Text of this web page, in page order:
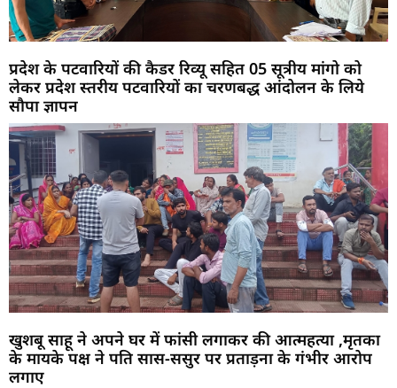
प्रदेश के पटवारियों की कैडर रिव्यू सहित 05 सूत्रीय मांगो को
लेकर प्रदेश स्तरीय पटवारियों का चरणबद्ध आंदोलन के लिये
सौपा ज्ञापन
खुशबू साहू ने अपने घर में फांसी लगाकर की आत्महत्या ,मृतका
के मायके पक्ष ने पति सास-ससुर पर प्रताड़ना के गंभीर आरोप
लगाए